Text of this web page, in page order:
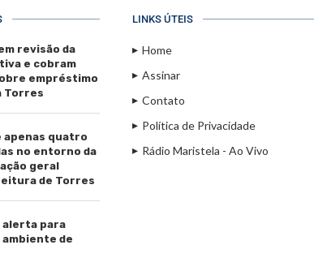
revisão da
e cobram
empréstimo
Torres
apenas quatro
no entorno da
geral
de Torres
alerta para
ambiente de
LINKS ÚTEIS
Home
Assinar
Contato
Política de Privacidade
Rádio Maristela - Ao Vivo